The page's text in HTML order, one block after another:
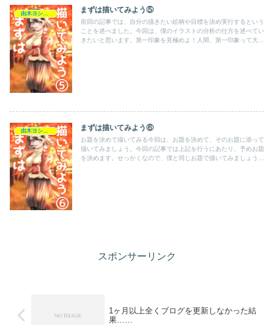
まずは描いてみよう⑤
前回の記事では、自分の描きたい絵柄や目標を決め実行するという
ことを述べました。今回は、僕のイラストの分析の仕方を述べてい
きたいと思います。第一印象を見極めよ！人間、第一印象って大切
まずは描いてみよう⑥
お題を決めて描いてみる今回は、お題を決めて、そのお題に添って
描いてみましょう。今回の記事では上記を行うにあたり、予めお題
を決めます。せっかくなので、僕と同じお題で描いてみましょう。
スポンサーリンク
1ヶ月以上全くブログを更新しなかった結
果……